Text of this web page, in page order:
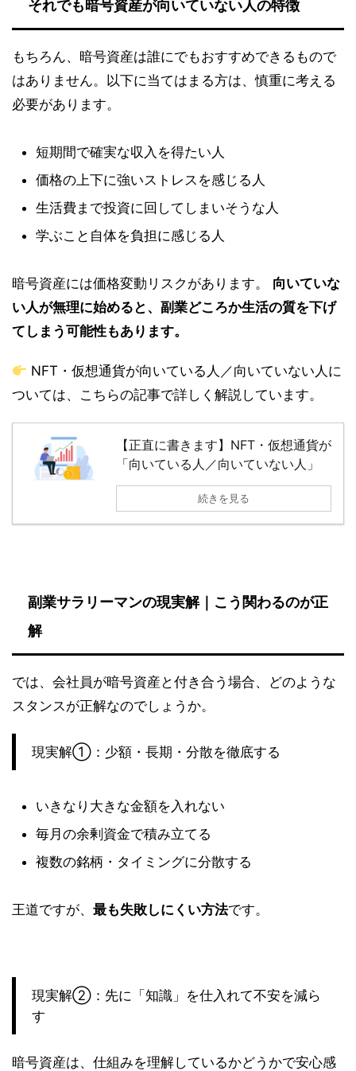
それでも暗号資産が向いていない人の特徴
もちろん、暗号資産は誰にでもおすすめできるもので
はありません。以下に当てはまる方は、慎重に考える
必要があります。
短期間で確実な収入を得たい人
価格の上下に強いストレスを感じる人
生活費まで投資に回してしまいそうな人
学ぶこと自体を負担に感じる人
暗号資産には価格変動リスクがあります。 向いていな
い人が無理に始めると、副業どころか生活の質を下げ
てしまう可能性もあります。
NFT・仮想通貨が向いている人／向いていない人に
ついては、こちらの記事で詳しく解説しています。
【正直に書きます】NFT・仮想通貨が
「向いている人／向いていない人」
続きを見る
副業サラリーマンの現実解｜こう関わるのが正
解
では、会社員が暗号資産と付き合う場合、どのような
スタンスが正解なのでしょうか。
現実解①：少額・長期・分散を徹底する
いきなり大きな金額を入れない
毎月の余剰資金で積み立てる
複数の銘柄・タイミングに分散する
王道ですが、 最も失敗しにくい方法です。
現実解②：先に「知識」を仕入れて不安を減ら
す
暗号資産は、仕組みを理解しているかどうかで安心感